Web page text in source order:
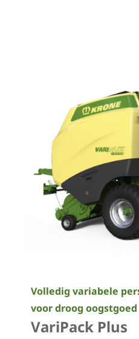
Volledig variabele
voor droog oogstgoed
VariPack Plus